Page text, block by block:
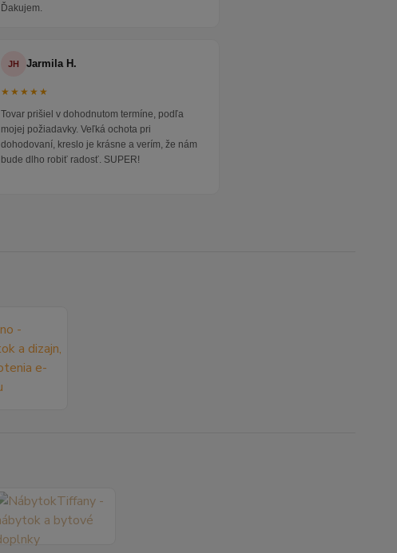
Ďakujem.
JH Jarmila H.
★★★★★
Tovar prišiel v dohodnutom termíne, podľa
mojej požiadavky. Veľká ochota pri
dohodovaní, kreslo je krásne a verím, že nám
bude dlho robiť radosť. SUPER!